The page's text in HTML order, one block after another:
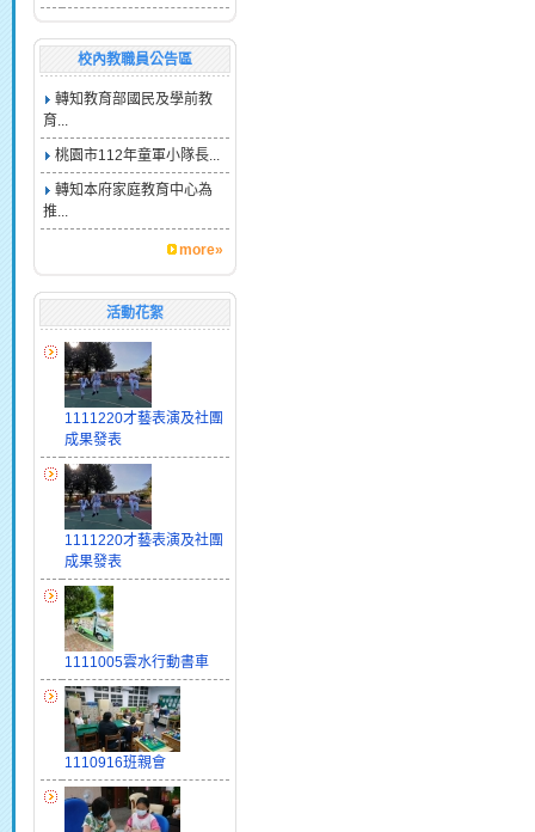
校內教職員公告區
轉知教育部國民及學前教
育...
桃園市112年童軍小隊長...
轉知本府家庭教育中心為
推...
more»
活動花絮
1111220才藝表演及社團
成果發表
1111220才藝表演及社團
成果發表
1111005雲水行動書車
1110916班親會